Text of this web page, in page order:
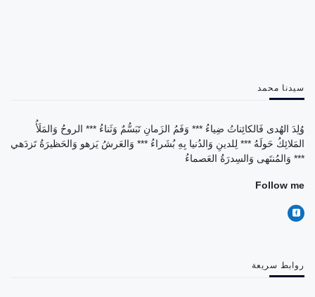
سيدنا محمد
وُلِدَ الهُدى فَالكائِناتُ ضِياءُ *** وَفَمُ الزَمانِ تَبَسُّمٌ وَثَناءُ *** الروحُ وَالمَلَأُ
المَلائِكُ حَولَهُ *** لِلدينِ وَالدُنيا بِهِ بُشَراءُ *** وَالعَرشُ يَزهو وَالحَظيرَةُ تَزدَهي
*** وَالمُنتَهى وَالسِدرَةُ العَصماءُ
Follow me
روابط سريعة